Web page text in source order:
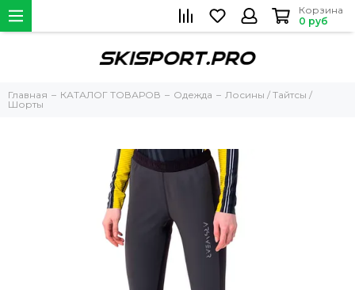
Корзина
0 руб
Главная КАТАЛОГ ТОВАРОВ Одежда
Лосины / Тайтсы /
Шорты